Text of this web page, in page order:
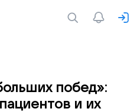
побед»:
и их